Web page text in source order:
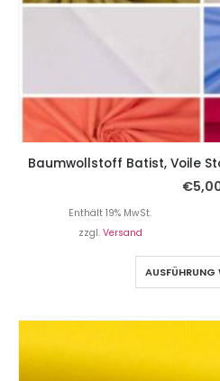
Baumwollstoff Batist, Voile
€
Enthält 19% MwSt.
zzgl. Versand
AUSFÜHRUNG